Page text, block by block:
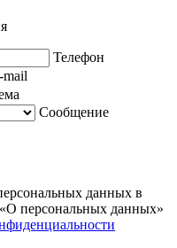
Телефон
mail
Сообщение
данных в
персональных данных»